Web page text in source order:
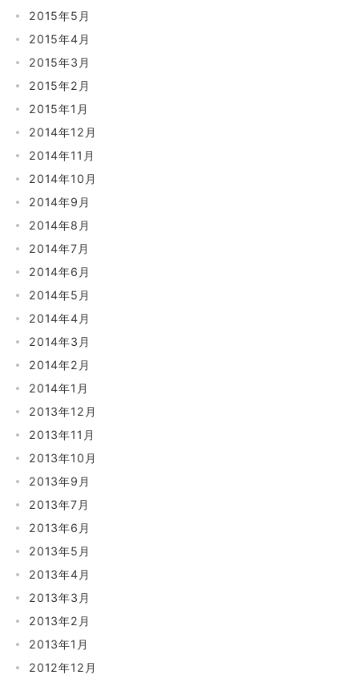
2015年5月
2015年4月
2015年3月
2015年2月
2015年1月
2014年12月
2014年11月
2014年10月
2014年9月
2014年8月
2014年7月
2014年6月
2014年5月
2014年4月
2014年3月
2014年2月
2014年1月
2013年12月
2013年11月
2013年10月
2013年9月
2013年7月
2013年6月
2013年5月
2013年4月
2013年3月
2013年2月
2013年1月
2012年12月